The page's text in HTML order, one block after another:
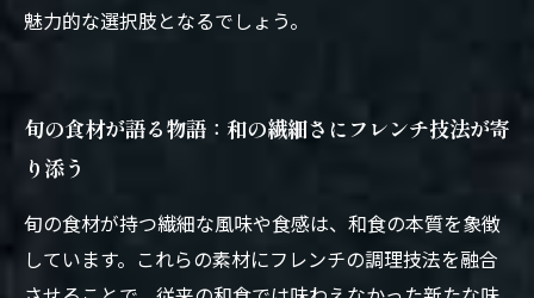
魅力的な選択肢となるでしょう。
旬の食材が語る物語：和の繊細さにフレンチ技法が寄
り添う
旬の食材が持つ繊細な風味や食感は、和食の本質を象徴
しています。これらの素材にフレンチの調理技法を融合